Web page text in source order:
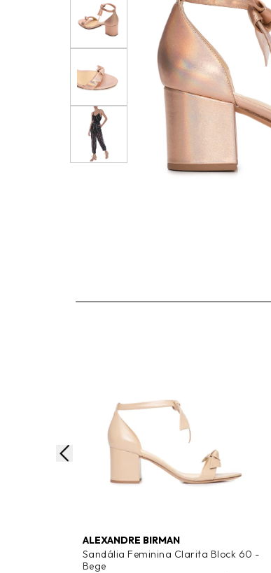
ALEXANDRE BIRMAN
Sandália Feminina Clarita Block 60 -
Bege